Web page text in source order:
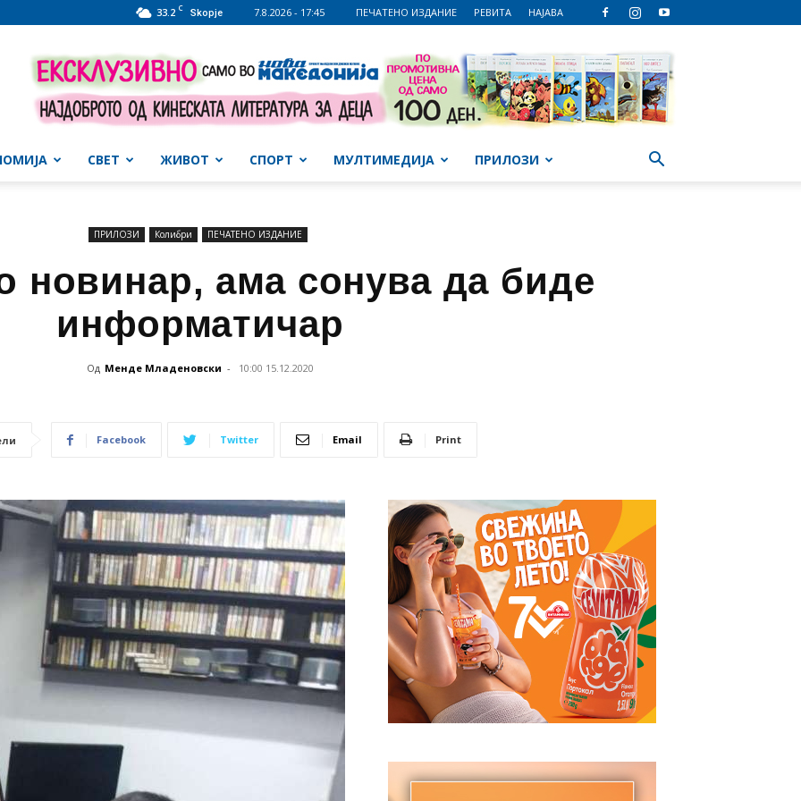
33.2 C Skopje 7.8.2026 - 17:45 ПЕЧАТЕНО ИЗДАНИЕ РЕВИТА НАЈАВА
СВЕТ ЖИВОТ СПОРТ МУЛТИМЕДИЈА ПРИЛОЗИ
ПРИЛОЗИ Колибри ПЕЧАТЕНО ИЗДАНИЕ
новинар, ама сонува да биде
информатичар
Од Менде Младеновски - 10:00 15.12.2020
Facebook Twitter Email Print